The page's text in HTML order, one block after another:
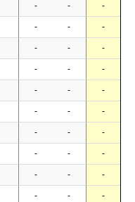
- - -
- - -
- - -
- - -
- - -
- - -
- - -
- - -
- - -
- - -